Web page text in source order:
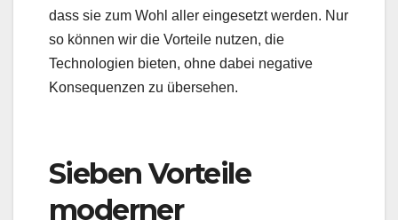
dass sie zum Wohl aller eingesetzt werden. Nur
so können wir die Vorteile nutzen, die
Technologien bieten, ohne dabei negative
Konsequenzen zu übersehen.
Sieben Vorteile
moderner